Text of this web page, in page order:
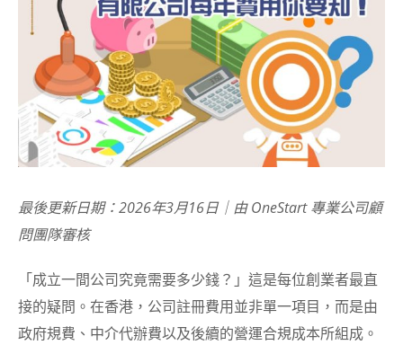
最後更新日期：2026年3月16日｜由 OneStart 專業公司顧
問團隊審核
「成立一間公司究竟需要多少錢？」這是每位創業者最直
接的疑問。在香港，公司註冊費用並非單一項目，而是由
政府規費、中介代辦費以及後續的營運合規成本所組成。